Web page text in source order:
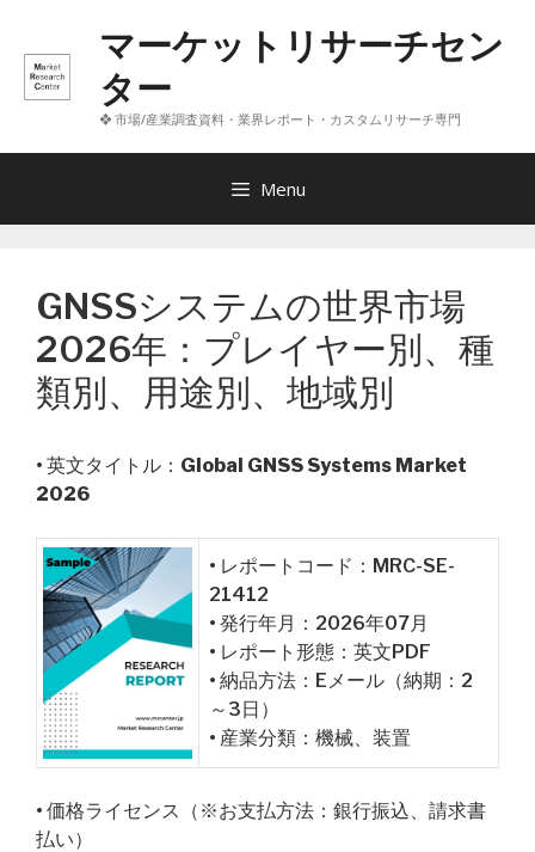
へ
マーケットリサーチセン
ター
❖ 市場/産業調査資料・業界レポート・カスタムリサーチ専門
Menu
GNSSシステムの世界市場
2026年：プレイヤー別、種
類別、用途別、地域別
• 英文タイトル： Global GNSS Systems Market
2026
• レポートコード：MRC-SE-
21412
• 発行年月：2026年07月
• レポート形態：英文PDF
• 納品方法：Eメール（納期：2
～3日）
• 産業分類：機械、装置
• 価格ライセンス（※お支払方法：銀行振込、請求書
払い）